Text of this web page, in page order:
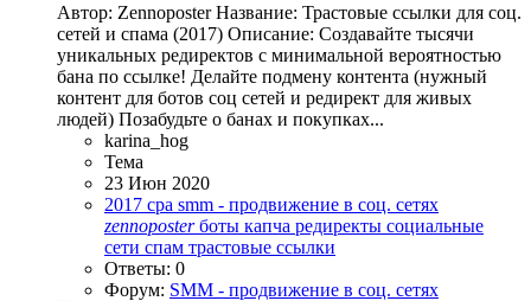
Автор: Zennoposter Название: Трастовые cсылки для соц.
сетей и спама (2017) Описание: Создавайте тысячи
уникальных редиректов с минимальной вероятностью
бана по ссылке! Делайте подмену контента (нужный
контент для ботов соц сетей и редирект для живых
людей) Позабудьте о банах и покупках...
karina_hog
Тема
23 Июн 2020
2017 cpa smm - продвижение в соц. сетях
zennoposter боты капча редиректы социальные
сети спам трастовые ссылки
Ответы: 0
Форум: SMM - продвижение в соц. сетях